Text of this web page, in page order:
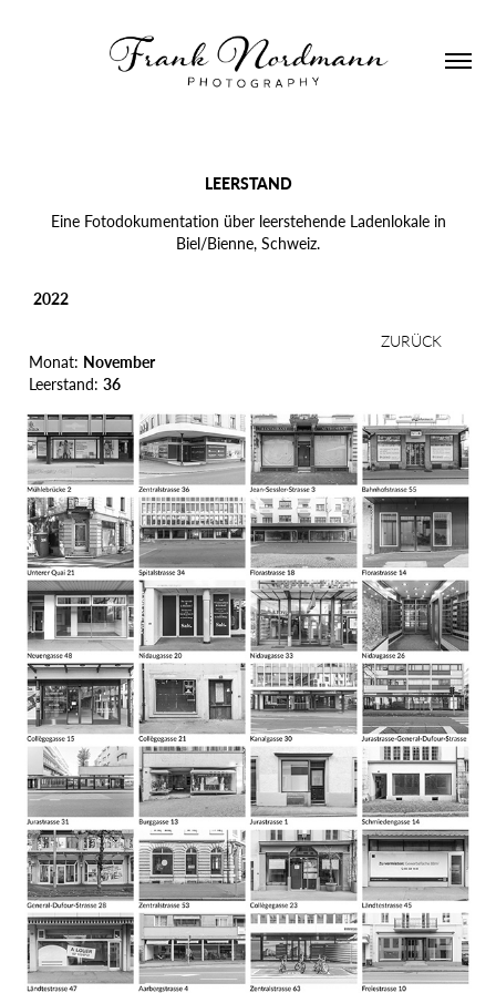
LEERSTAND
Eine Fotodokumentation über leerstehende Ladenlokale in
Biel/Bienne, Schweiz.
2022
ZURÜCK
Monat: November
Leerstand:36